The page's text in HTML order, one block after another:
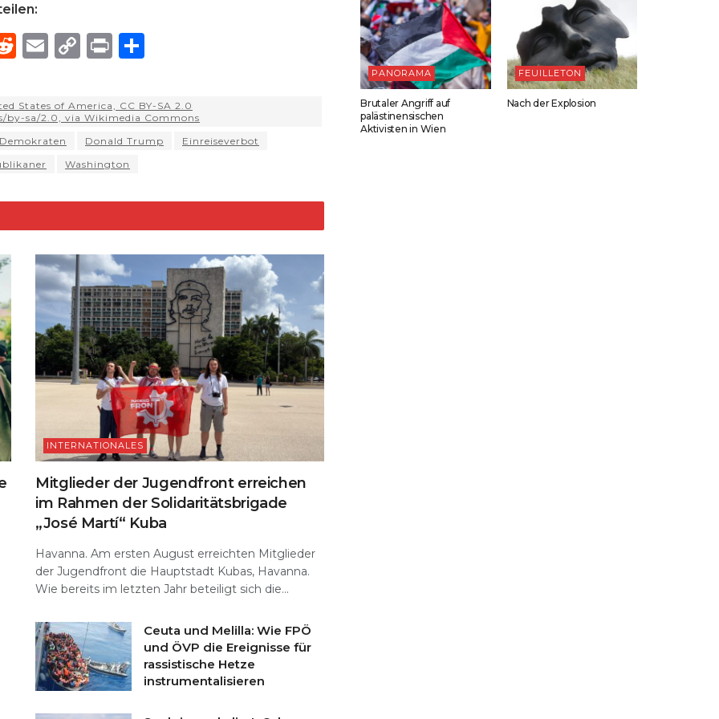
d
R
d
di
t
E
ai
l
C
p
y
Li
n
k
P
n
t
ar
e
States of America, CC BY-SA 2.0
by-sa/2.0, via Wikimedia Commons
Demokraten Donald Trump
Einreiseverbot
Washington
INTERNATIONALES
Mitglieder der Jugendfront erreichen
im Rahmen der Solidaritätsbrigade
„José Martí“ Kuba
Havanna. Am ersten August erreichten Mitglieder
der Jugendfront die Hauptstadt Kubas, Havanna.
Wie bereits im letzten Jahr beteiligt sich die...
Ceuta und Melilla: Wie FPÖ
und ÖVP die Ereignisse für
rassistische Hetze
instrumentalisieren
PANORAMA
Brutaler Angriff auf
palästinensischen
Aktivisten in Wien
FEUILLETON
Nach der Explosion